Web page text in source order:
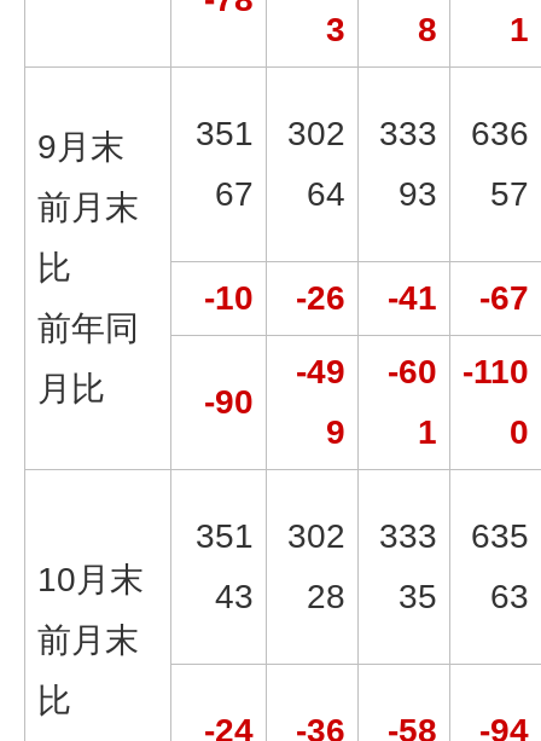
3
8
1
9月末
前月末
比
前年同
月比
351
67
302
64
333
93
636
57
-10 -26 -41 -67
-90
-49
9
-60
1
-110
0
10月末
前月末
比
351
43
302
28
333
35
635
63
-24 -36 -58 -94